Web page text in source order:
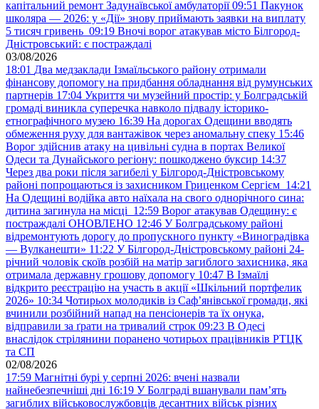
капітальний ремонт Задунаївської амбулаторії 09:51 Пакунок
школяра — 2026: у «Дії» знову приймають заявки на виплату
5 тисяч гривень 09:19 Вночі ворог атакував місто Білгород-
Дністровський: є постраждалі
03/08/2026
18:01 Два медзаклади Ізмаїльського району отримали
фінансову допомогу на придбання обладнання від румунських
партнерів 17:04 Укриття чи музейний простір: у Болградській
громаді виникла суперечка навколо підвалу історико-
етнографічного музею 16:39 На дорогах Одещини вводять
обмеження руху для вантажівок через аномальну спеку 15:46
Ворог здійснив атаку на цивільні судна в портах Великої
Одеси та Дунайського регіону: пошкоджено буксир 14:37
Через два роки після загибелі у Білгород-Дністровському
районі попрощаються із захисником Гриценком Сергієм 14:21
На Одещині водійка авто наїхала на свого однорічного сина:
дитина загинула на місці 12:59 Ворог атакував Одещину: є
постраждалі ОНОВЛЕНО 12:46 У Болградському районі
відремонтують дорогу до пропускного пункту «Виноградівка
— Вулканешти» 11:22 У Білгород-Дністровському районі 24-
річний чоловік скоїв розбій на матір загиблого захисника, яка
отримала державну грошову допомогу 10:47 В Ізмаїлі
відкрито реєстрацію на участь в акції «Шкільний портфелик
2026» 10:34 Чотирьох молодиків із Саф’янівської громади, які
вчинили розбійний напад на пенсіонерів та їх онука,
відправили за ґрати на тривалий строк 09:23 В Одесі
внаслідок стрілянини поранено чотирьох працівників РТЦК
та СП
02/08/2026
17:59 Магнітні бурі у серпні 2026: вчені назвали
найнебезпечніші дні 16:19 У Болграді вшанували пам’ять
загиблих військовослужбовців десантних військ різних